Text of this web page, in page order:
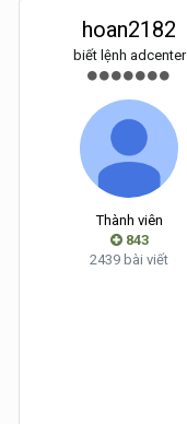
hoan2182
biết lệnh adcenter
Thành viên
843
2439 bài viết